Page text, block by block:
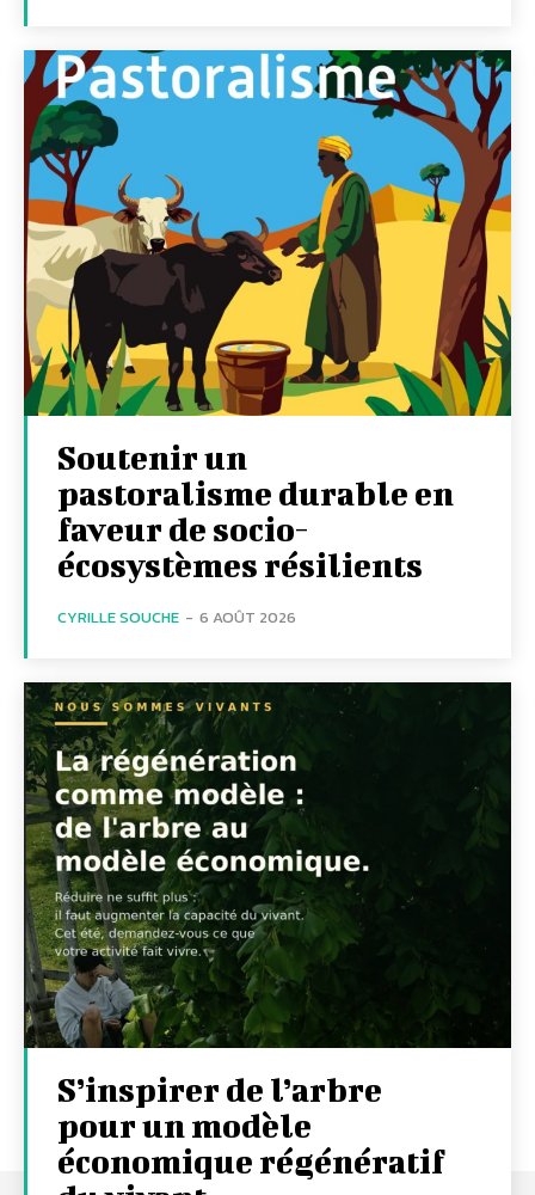
Soutenir un
pastoralisme durable en
faveur de socio-
écosystèmes résilients
CYRILLE SOUCHE - 6 AOÛT 2026
S’inspirer de l’arbre
pour un modèle
économique régénératif